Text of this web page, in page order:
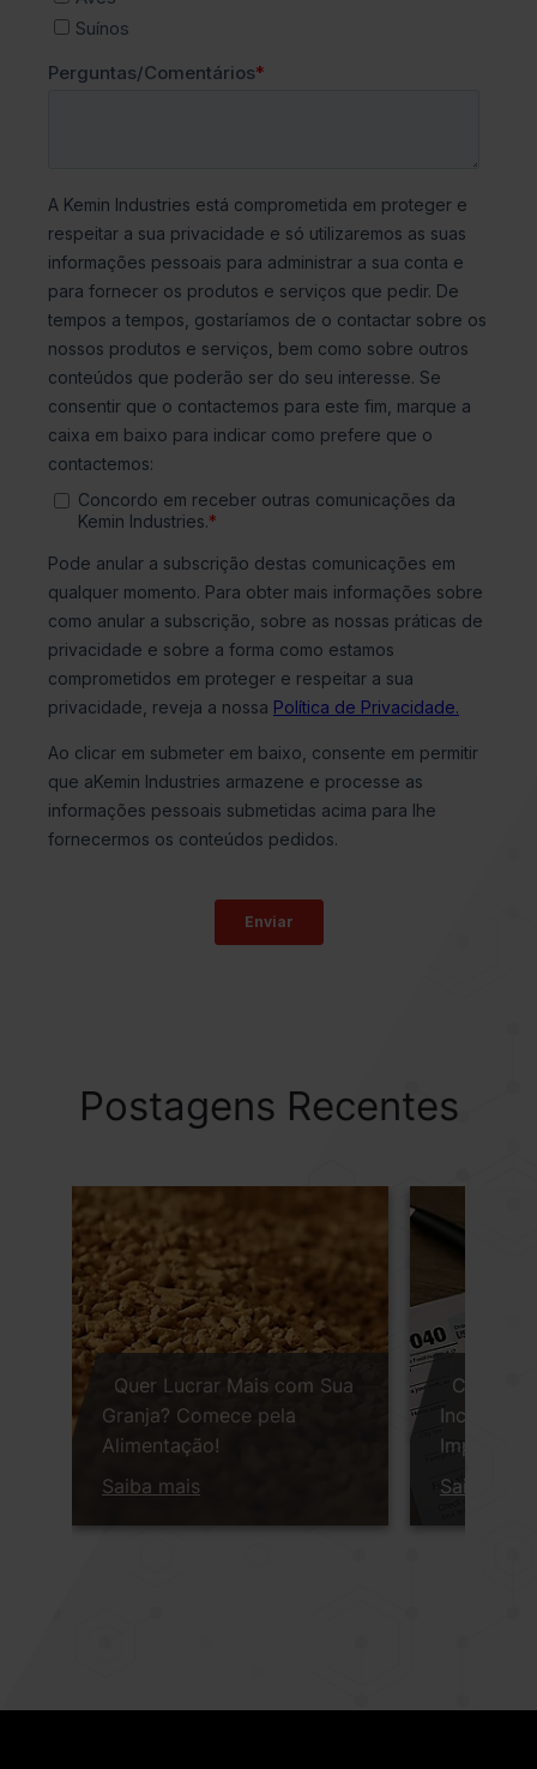
Postagens Recentes
Quer Lucrar Mais com Sua
Granja? Comece pela
Alimentação!
Saiba mais
Como a
Incentivo
Impacto
Saiba mais